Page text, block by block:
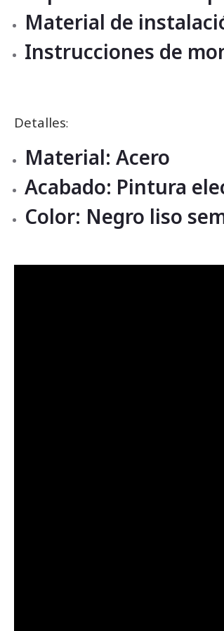
Material de
Instrucciones de
Detalles:
Material: Acero
Acabado: Pintura
Color: Negro liso